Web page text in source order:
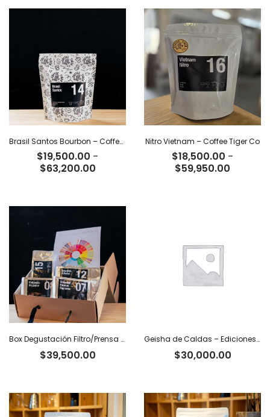
desde
$20,500.00
$66,500.00
$81,900.00.
Brasil Santos Bourbon – Coffee Tiger Co
$19,500.00 -
$63,200.00Rango
desde
hasta
$63,200.00
Nitro Vietnam – Coffee Tiger Co
$18,500.00 -
$59,950.00
Box Degustación Filtro/Prensa – 400 g
$39,500.00
Geisha de Caldas – Ediciones Limitadas Tiger
$30,000.00